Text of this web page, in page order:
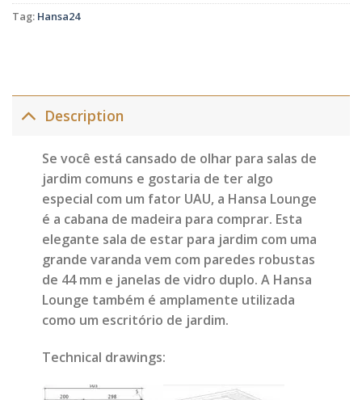
Tag: Hansa24
Description
Se você está cansado de olhar para salas de
jardim comuns e gostaria de ter algo
especial com um fator UAU, a Hansa Lounge
é a cabana de madeira para comprar. Esta
elegante sala de estar para jardim com uma
grande varanda vem com paredes robustas
de 44 mm e janelas de vidro duplo. A Hansa
Lounge também é amplamente utilizada
como um escritório de jardim.
Technical drawings: